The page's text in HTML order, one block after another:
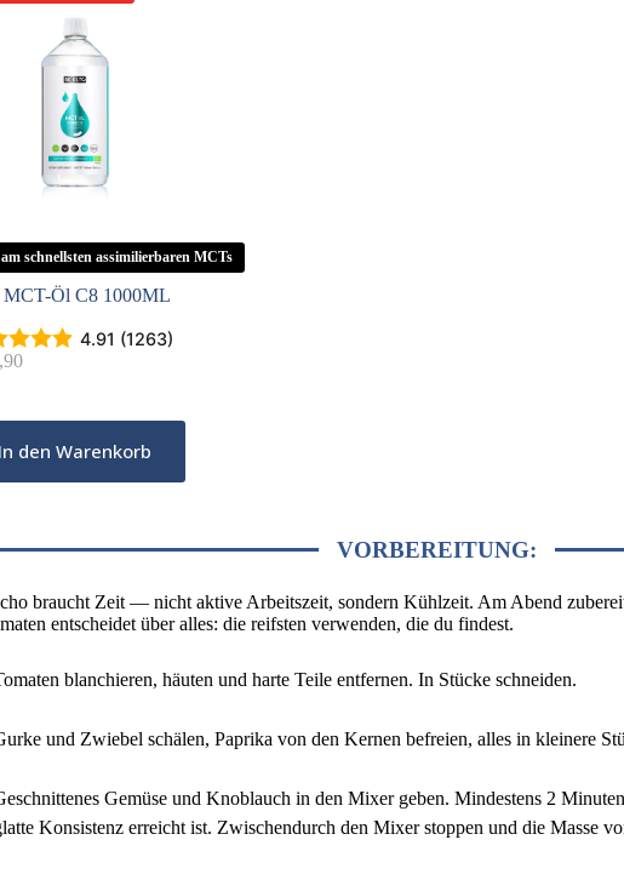
schnellsten assimilierbaren MCTs
Öl C8 1000ML
4.91 (1263)
In den Warenkorb
VORBEREITUNG:
braucht Zeit — nicht aktive Arbeitszeit, sondern Kühlzeit. Am Abend
entscheidet über alles: die reifsten verwenden, die du findest.
blanchieren, häuten und harte Teile entfernen. In Stücke schneiden.
und Zwiebel schälen, Paprika von den Kernen befreien, alles in kleinere
Gemüse und Knoblauch in den Mixer geben. Mindestens 2
Konsistenz erreicht ist. Zwischendurch den Mixer stoppen und die Masse